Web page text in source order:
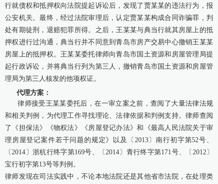
行就债权和抵押权向法院提起诉讼后，发现了贾某某的违法行为，报
公安机关。最终，经过法院审理后，认定贾某某构成合同诈骗罪，判
处有期徒刑，退赔犯罪所得。之后，王某某与典当行就其房屋上的抵
押权进行过沟通，典当行并不同意到青岛市房产交易中心撤销王某某
房屋上的抵押权。王某某委托律师向青岛市国土资源和房屋管理局提
起行政诉讼，并将典当行列为第三人，撤销青岛市国土资源和房屋管
理局为第三人核发的他项权证。
代理方案：
律师接受王某某委托后，在一审立案之前，查阅了大量法律法规
和相关判例，为代理工作寻找理论、法律依据和判例支持。律师查阅
了《担保法》《物权法》《房屋登记办法》和《最高人民法院关于审
理房屋登记案件若干问题的规定》以及〔2013〕南行初字第52号、
〔2014〕浙杭行终字第169号、〔2014〕青行终字第171号、〔2012〕
宝行初字第13号等判例。
律师发现在司法实践中，不论本地法院还是其他省市法院，在处理类